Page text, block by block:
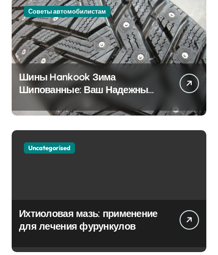
Советы автомобилистам
Шины Hankook Зима
Шипованные: Ваш Надежный
Партнёр на Снежных Дорогах
Uncategorised
Ихтиоловая мазь: применение
для лечения фурункулов